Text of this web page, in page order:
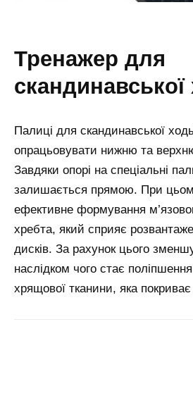
тренажер для
Палиці для скандинавської
опрацьовувати нижню та
Завдяки опорі на спеціальні
залишається прямою. При
ефективне формування
хребта, який сприяє
дисків. За рахунок цього
наслідком чого стає
хрящової тканини, яка